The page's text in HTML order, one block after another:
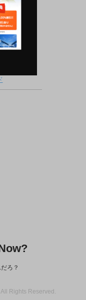
ろ？
Rights Reserved.